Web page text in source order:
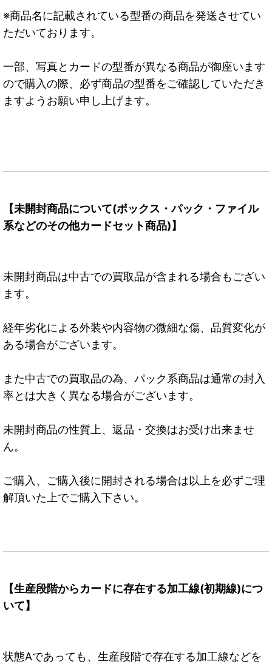
※商品名に記載されている型番の商品を発送させてい
ただいております。
一部、写真とカードの型番が異なる商品が御座います
ので購入の際、必ず商品の型番をご確認していただき
ますようお願い申し上げます。
【未開封商品について(ボックス・パック・ファイル
系などのその他カードセット商品)】
未開封商品は中古での買取品が含まれる場合もござい
ます。
経年劣化による外装や内容物の微細な傷、品質変化が
ある場合がございます。
また中古での買取品の為、パック系商品は通常の封入
率とは大きく異なる場合がございます。
未開封商品の性質上、返品・交換はお受け出来ませ
ん。
ご購入、ご購入後に開封される場合は以上を必ずご理
解頂いた上でご購入下さい。
【生産段階からカードに存在する加工線(初期線)につ
いて】
状態Aであっても、生産段階で存在する加工線などを